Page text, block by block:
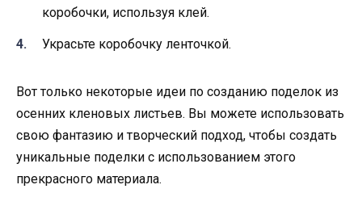
коробочки, используя клей.
Украсьте коробочку ленточкой.
Вот только некоторые идеи по созданию поделок из
осенних кленовых листьев. Вы можете использовать
свою фантазию и творческий подход, чтобы создать
уникальные поделки с использованием этого
прекрасного материала.